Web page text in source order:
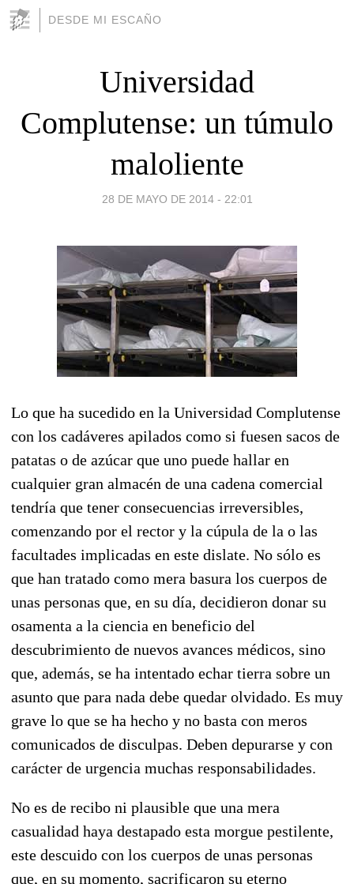
DESDE MI ESCAÑO
Universidad
Complutense: un túmulo
maloliente
28 DE MAYO DE 2014 - 22:01
Lo que ha sucedido en la Universidad Complutense
con los cadáveres apilados como si fuesen sacos de
patatas o de azúcar que uno puede hallar en
cualquier gran almacén de una cadena comercial
tendría que tener consecuencias irreversibles,
comenzando por el rector y la cúpula de la o las
facultades implicadas en este dislate. No sólo es
que han tratado como mera basura los cuerpos de
unas personas que, en su día, decidieron donar su
osamenta a la ciencia en beneficio del
descubrimiento de nuevos avances médicos, sino
que, además, se ha intentado echar tierra sobre un
asunto que para nada debe quedar olvidado. Es muy
grave lo que se ha hecho y no basta con meros
comunicados de disculpas. Deben depurarse y con
carácter de urgencia muchas responsabilidades.
No es de recibo ni plausible que una mera
casualidad haya destapado esta morgue pestilente,
este descuido con los cuerpos de unas personas
que, en su momento, sacrificaron su eterno